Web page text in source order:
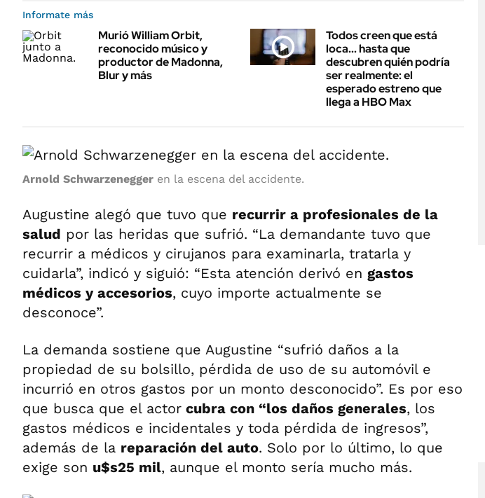
Informate más
Murió William Orbit,
reconocido músico y
productor de Madonna,
Blur y más
Todos creen que está
loca... hasta que
descubren quién podría
ser realmente: el
esperado estreno que
llega a HBO Max
Arnold Schwarzenegger en la escena del accidente.
Augustine alegó que tuvo que recurrir a profesionales de la
salud por las heridas que sufrió. “La demandante tuvo que
recurrir a médicos y cirujanos para examinarla, tratarla y
cuidarla”, indicó y siguió: “Esta atención derivó en gastos
médicos y accesorios, cuyo importe actualmente se
desconoce”.
La demanda sostiene que Augustine “sufrió daños a la
propiedad de su bolsillo, pérdida de uso de su automóvil e
incurrió en otros gastos por un monto desconocido”. Es por eso
que busca que el actor cubra con “los daños generales, los
gastos médicos e incidentales y toda pérdida de ingresos”,
además de la reparación del auto. Solo por lo último, lo que
exige son u$s25 mil, aunque el monto sería mucho más.